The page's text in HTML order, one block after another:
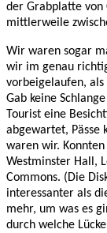
der Grabplatte von
mittlerweile
Wir waren sogar
wir im genau
vorbeigelaufen,
Gab keine
Tourist eine
abgewartet, Pässe
waren wir.
Westminster Hall,
Commons. (Die
interessanter als
mehr, um was es
durch welche